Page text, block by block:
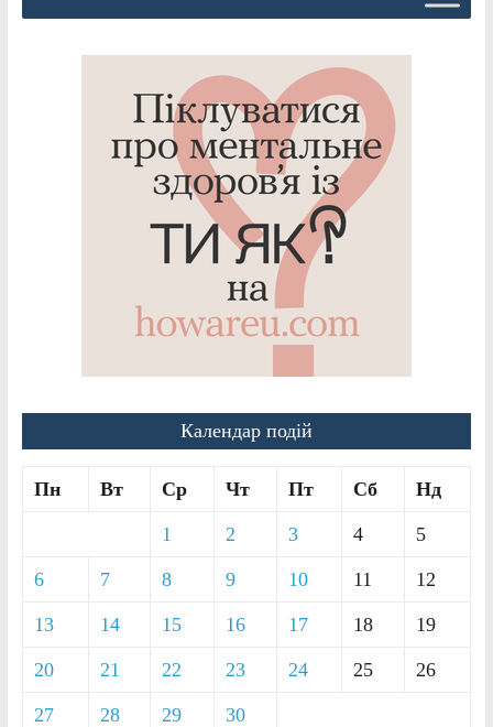
Календар подій
Пн Вт Ср Чт Пт Сб Нд
1 2 3 4 5
6 7 8 9 10 11 12
13 14 15 16 17 18 19
20 21 22 23 24 25 26
27 28 29 30